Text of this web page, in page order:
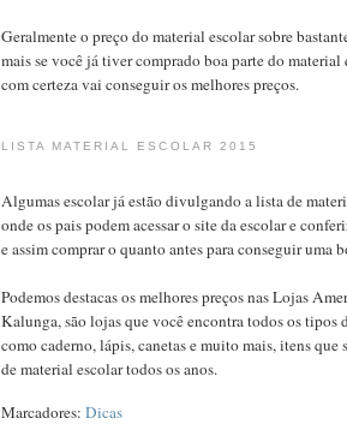
Geralmente o preço do material escolar sobre
mais se você já tiver comprado boa parte do material
com certeza vai conseguir os melhores preços.
LISTA MATERIAL ESCOLAR 2015
Algumas escolar já estão divulgando a lista de
onde os pais podem acessar o site da escolar e
e assim comprar o quanto antes para conseguir uma
Podemos destacas os melhores preços nas Lojas
Kalunga, são lojas que você encontra todos os tipos
como caderno, lápis, canetas e muito mais, itens que
de material escolar todos os anos.
Marcadores: Dicas